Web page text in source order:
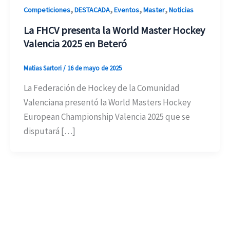
Competiciones,DESTACADA,Eventos,Master,Noticias
La FHCV presenta la World Master Hockey
Valencia 2025 en Beteró
Matias Sartori/ 16 de mayo de 2025
La Federación de Hockey de la Comunidad
Valenciana presentó la World Masters Hockey
European Championship Valencia 2025 que se
disputará […]